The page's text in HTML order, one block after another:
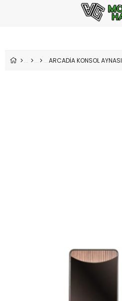
ARCADİA KONSOL AYNASI